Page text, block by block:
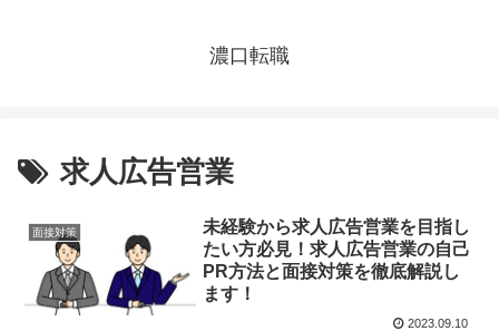
濃口転職
求人広告営業
面接対策
未経験から求人広告営業を目指し
たい方必見！求人広告営業の自己
PR方法と面接対策を徹底解説し
ます！
2023.09.10